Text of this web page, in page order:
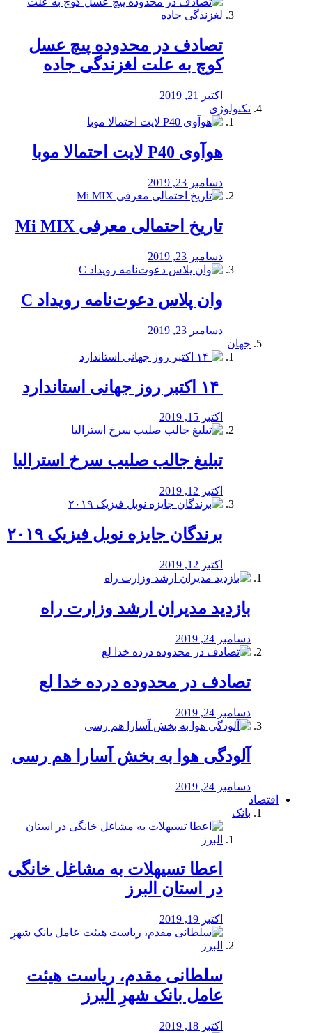
تصادف در محدوده پیچ عسل
کوچ به علت لغزندگی جاده
اکتبر 21, 2019
تکنولوژی
هوآوی P40 لایت احتمالا موبا
دسامبر 23, 2019
تاریخ احتمالی معرفی Mi MIX
دسامبر 23, 2019
وان پلاس دعوت‌نامه رویداد C
دسامبر 23, 2019
جهان
اکتبر 15, 2019
تبلیغ جالب صلیب سرخ استرالیا
اکتبر 12, 2019
برندگان جایزه نوبل فیزیک ۲۰۱۹
اکتبر 12, 2019
بازدید مدیران ارشد وزارت راه
دسامبر 24, 2019
تصادف در محدوده درده خدا لع
دسامبر 24, 2019
آلودگی هوا به بخش آسارا هم رسی
دسامبر 24, 2019
اقتصاد
بانک
️اعطا تسیهلات به مشاغل خانگی
در استان البرز
اکتبر 19, 2019
سلطانی مقدم، ریاست هیئت
عامل بانک شهرِ البرز
اکتبر 18, 2019